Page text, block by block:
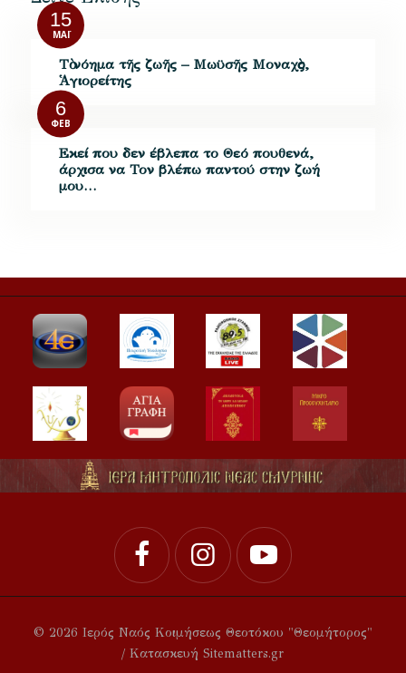
15
ΜΆΙ
Τὸ νόημα τῆς ζωῆς – Μωϋσῆς Μοναχὸς,
Ἁγιορείτης
6
ΦΕΒ
Εκεί που δεν έβλεπα το Θεό πουθενά,
άρχισα να Τον βλέπω παντού στην ζωή
μου…
© 2026 Ιερός Ναός Κοιμήσεως Θεοτόκου "Θεομήτορος"
/ Κατασκευή Sitematters.gr